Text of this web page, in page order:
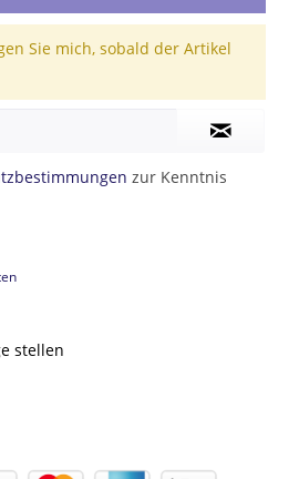
Sie mich, sobald der Artikel
zur Kenntnis
stellen